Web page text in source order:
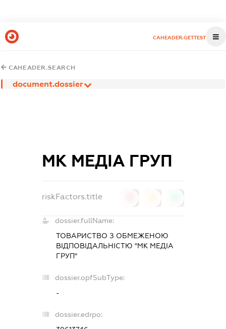
CAHEADER.GETTEST
CAHEADER.SEARCH
document.dossier
МК МЕДІА ГРУП
riskFactors.title
dossier.fullName:
ТОВАРИСТВО З ОБМЕЖЕНОЮ
ВІДПОВІДАЛЬНІСТЮ "МК МЕДІА
ГРУП"
dossier.opfSubType:
-
dossier.edrpo: